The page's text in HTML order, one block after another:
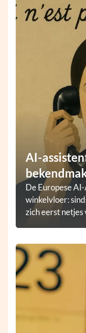
AI-
De Europese
winkelvloer:
zich eerst netjes